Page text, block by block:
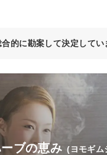
的に勘案して決定してい
ブの恵み (ヨモギム